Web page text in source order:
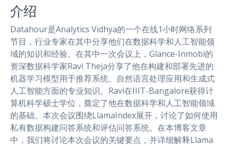
介绍
Datahour是Analytics Vidhya的一个在线1小时网络系列
节目，行业专家在其中分享他们在数据科学和人工智能领
域的知识和经验。在其中一次会议上，Glance-Inmobi的
资深数据科学家Ravi Theja分享了他在构建和部署先进的
机器学习模型用于推荐系统、自然语言处理应用和生成式
人工智能方面的专业知识。Ravi在IIIT-Bangalore获得计
算机科学硕士学位，奠定了他在数据科学和人工智能领域
的基础。本次会议围绕LlamaIndex展开，讨论了如何使用
私有数据构建问答系统和评估问答系统。在本博客文章
中，我们将讨论本次会议的关键要点，并详细解释Llama